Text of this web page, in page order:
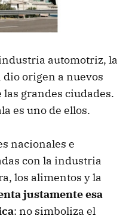
automotriz, la
origen a nuevos
las grandes ciudades.
es uno de ellos.
nacionales e
con la industria
los alimentos y la
justamente esa
: no simboliza el